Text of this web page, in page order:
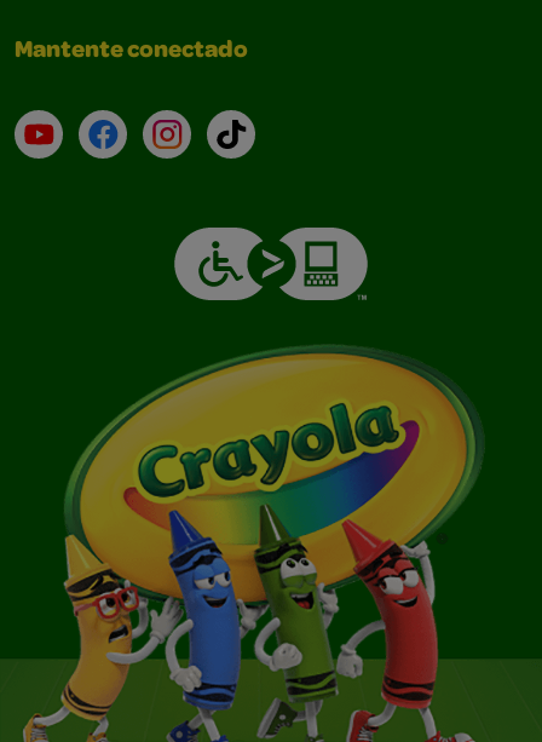
Mantente conectado
YouTube (en inglés)
Facebook (en inglés)
Instagram (en inglés)
TikTok